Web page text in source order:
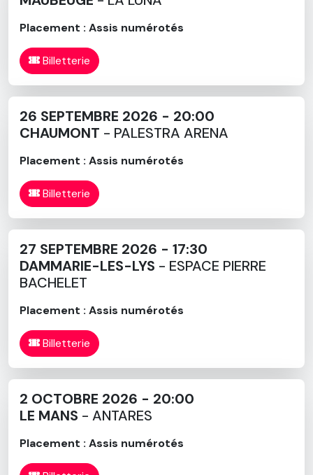
35ème anniversaire de la tournée Fredericks Goldman
Jones. Revivez le temps d’une soirée le phénomène des
années 1980 à 2000 où chacun peut fredonner ses
refrains préférés de Jean-Jacques Goldman, connu
également à l’international grâce à l’album D’EUX de Céline
Dion qu’il a écrit spécialement pour l’artiste, mais aussi du
trio, depuis « Envole-moi » en passant par « A nos actes
manqués » ou encore « Il suffira d’un signe ».
Placement : Assis numérotés
Billetterie
26 SEPTEMBRE 2026 - 20:00
CHAUMONT - PALESTRA ARENA
Placement : Assis numérotés
Billetterie
27 SEPTEMBRE 2026 - 17:30
DAMMARIE-LES-LYS - ESPACE PIERRE
BACHELET
Placement : Assis numérotés
Billetterie
2 OCTOBRE 2026 - 20:00
LE MANS - ANTARES
Placement : Assis numérotés